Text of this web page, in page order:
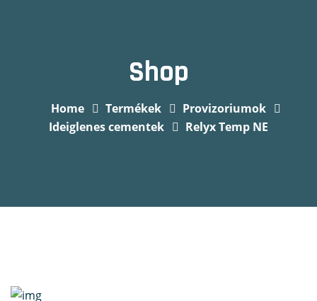
Shop
Home Termékek
Provizoriumok
Ideiglenes cementek
Relyx Temp NE